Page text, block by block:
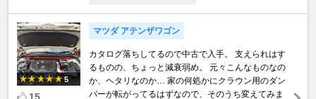
5
マツダ アテンザワゴン
カタログ落ちしてるので中古で入手。 支えられはす
るものの、ちょっと減衰弱め。 元々こんなものなの
か、ヘタリなのか… 家の何処かにクラウン用のダン
パーが転がってるはずなので、そのうち変えてみま